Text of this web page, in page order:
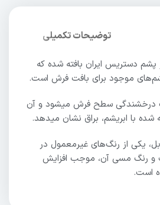
توضیحات تکمیلی
پشم دستریس ایران بافته شده که
موجود برای بافت فرش است.
سطح فرش میشود و آن
شده با ابریشم، براق نشان میدهد.
یکی از رنگ‌های غیرمعمول در
و رنگ مسی آن، موجب افزایش
است.